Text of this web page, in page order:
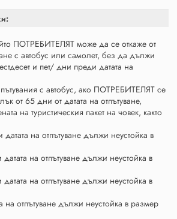
ПОТРЕБИТЕЛЯТ може да се откаже от
с автобус или самолет, без да дължи
и пет/ дни преди датата на
с автобус, ако ПОТРЕБИТЕЛЯТ се
от 65 дни от датата на отпътуване,
на туристическия пакет на човек, както
на отпътуване дължи неустойка в
на отпътуване дължи неустойка в
на отпътуване дължи неустойка в
на отпътуване дължи неустойка в размер